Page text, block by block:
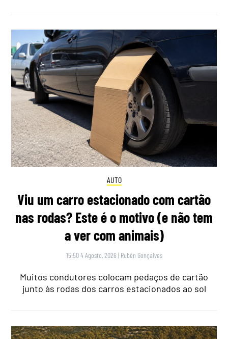
AUTO
Viu um carro estacionado com cartão
nas rodas? Este é o motivo (e não tem
a ver com animais)
15:50 4 Agosto, 2026 | Rubén Gonçalves
Muitos condutores colocam pedaços de cartão
junto às rodas dos carros estacionados ao sol